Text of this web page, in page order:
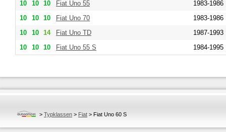
10 10 10 Fiat Uno 55
1983-1986
10
10 10 Fiat Uno 70
1983-1986
10
10 14 Fiat Uno TD
1987-1993
10
10 10 Fiat Uno 55 S 1984-1995
> Typklassen > Fiat > Fiat Uno 60 S